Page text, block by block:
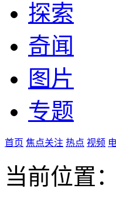
探索
奇闻
图片
专题
首页 焦点关注 热点 视频
当前位置：